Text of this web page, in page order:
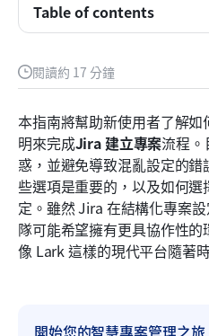
閱讀約 17 分鐘
本指南將幫助新使用者了解
明來完成Jira 建立專案流程
惑，並避免導致混亂設定的
些選項是重要的，以及如何
定。雖然 Jira 在結構化專案
隊可能希望擁有更具協作性
像 Lark 這樣的現代平台隨著
開始您的智慧專案管理之旅
Table of contents
初學者在建立 Jira 專案時常
專案管理
明智選擇：在專案管理中
如何選擇合適的專案管理
結論
常見問題
相關閱讀